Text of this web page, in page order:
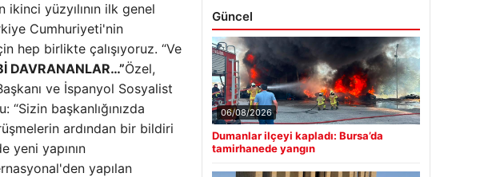
yüzyılının ilk genel
Cumhuriyeti'nin
hep birlikte çalışıyoruz. “Ve
DAVRANANLAR…”Özel,
ve İspanyol Sosyalist
başkanlığınızda
ardından bir bildiri
yeni yapının
yapılan
Güncel
06/08/2026
Dumanlar ilçeyi kapladı: Bursa’da
tamirhanede yangın